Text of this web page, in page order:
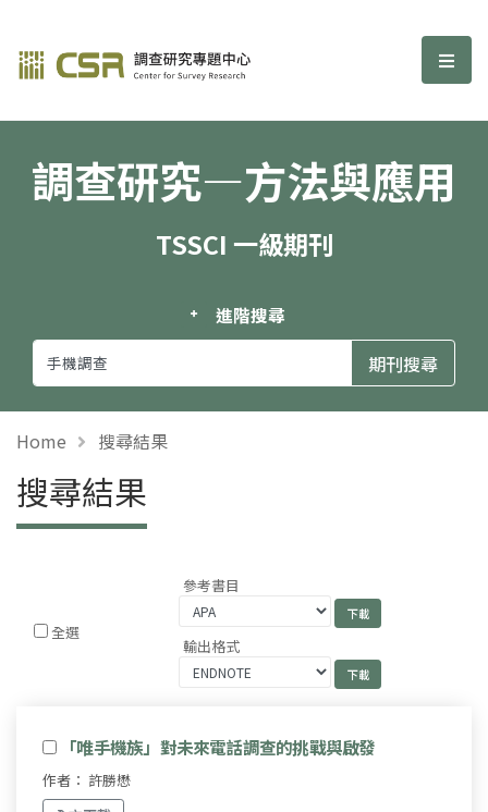
調查研究—方法與應用期刊 選
調查研究—方法與應用
TSSCI 一級期刊
進階搜尋
Home 搜尋結果
搜尋結果
全選
參考書目
輸出格式
「唯手機族」對未來電話調查的挑戰與啟發
作者： 許勝懋